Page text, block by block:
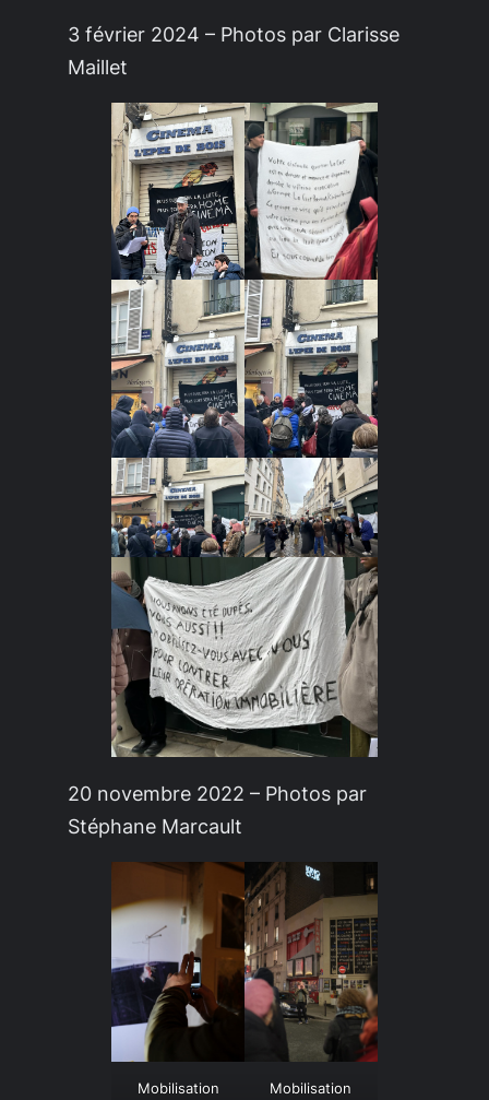
3 février 2024 – Photos par Clarisse
Maillet
20 novembre 2022 – Photos par
Stéphane Marcault
Mobilisation Mobilisation